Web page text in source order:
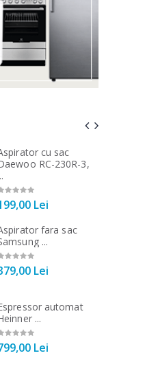
cu sac
RC-230R-3,
Lei
fara sac
...
Lei
automat
...
Lei